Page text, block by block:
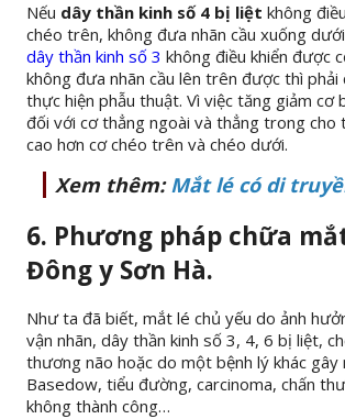
Nếu dây thần kinh số 4 bị liệt không
chéo trên, không đưa nhãn cầu xuống
dây thần kinh số 3 không điều khiển được
không đưa nhãn cầu lên trên được thì phải
thực hiện phẫu thuật. Vì việc tăng giảm cơ
đối với cơ thẳng ngoài và thẳng trong cho
cao hơn cơ chéo trên và chéo dưới.
Xem thêm:Mắt lé có di
6. Phương pháp chữa
Đông y Sơn Hà.
Như ta đã biết, mắt lé chủ yếu do ảnh
vận nhãn, dây thần kinh số 3, 4, 6 bị liệt,
thương não hoặc do một bệnh lý khác gây
Basedow, tiểu đường, carcinoma, chấn
không thành công…